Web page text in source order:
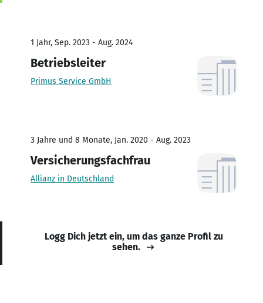
1 Jahr, Sep. 2023 - Aug. 2024
Betriebsleiter
Primus Service GmbH
3 Jahre und 8 Monate, Jan. 2020 - Aug. 2023
Versicherungsfachfrau
Allianz in Deutschland
Logg Dich jetzt ein, um das ganze Profil zu
sehen.